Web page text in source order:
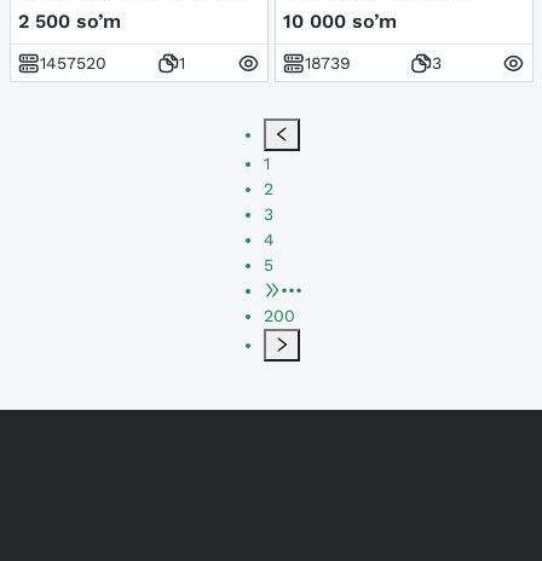
2 500 so’m
1457520 1
xatlari” asari
10 000 so’m
18739 3
1
2
3
4
5
•••
200